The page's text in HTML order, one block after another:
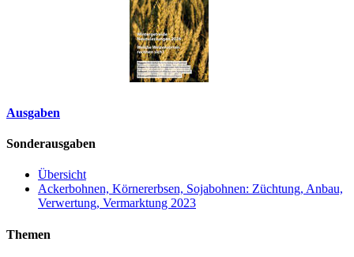
Ausgaben
Sonderausgaben
Übersicht
Ackerbohnen, Körnererbsen, Sojabohnen: Züchtung, Anbau,
Verwertung, Vermarktung 2023
Themen